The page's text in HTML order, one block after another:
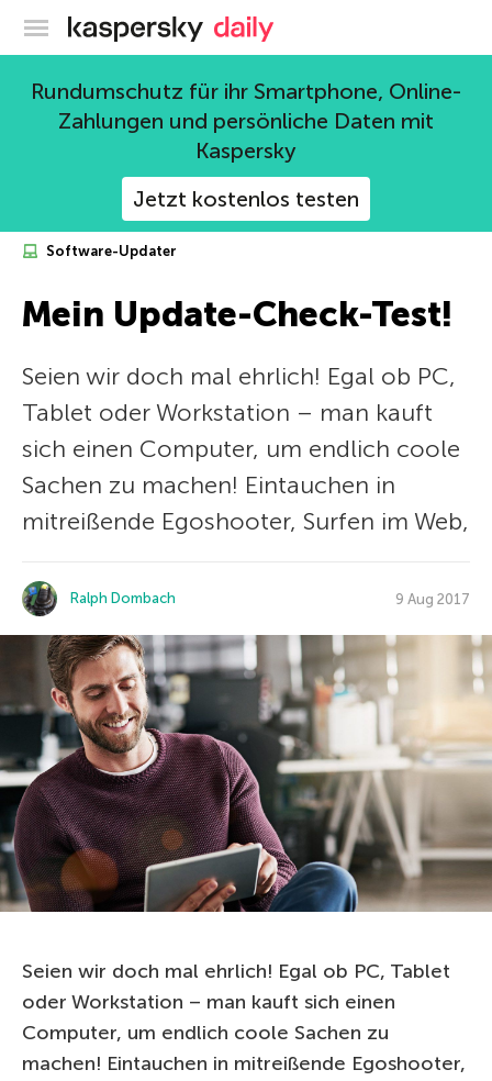
Offizieller Blog von Kaspersky
Rundumschutz für ihr Smartphone, Online-
Zahlungen und persönliche Daten mit
Kaspersky
Jetzt kostenlos testen
Software-Updater
Mein Update-Check-Test!
Seien wir doch mal ehrlich! Egal ob PC,
Tablet oder Workstation – man kauft
sich einen Computer, um endlich coole
Sachen zu machen! Eintauchen in
mitreißende Egoshooter, Surfen im Web,
Ralph Dombach 9 Aug 2017
Seien wir doch mal ehrlich! Egal ob PC, Tablet
oder Workstation – man kauft sich einen
Computer, um endlich coole Sachen zu
machen! Eintauchen in mitreißende Egoshooter,